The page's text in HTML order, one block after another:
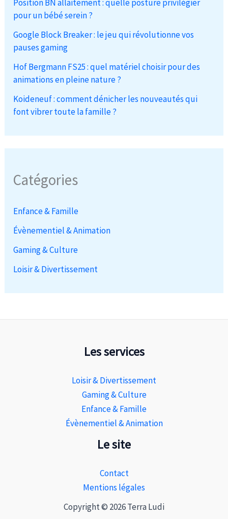
Position BN allaitement : quelle posture privilégier
pour un bébé serein ?
Google Block Breaker : le jeu qui révolutionne vos
pauses gaming
Hof Bergmann FS25 : quel matériel choisir pour des
animations en pleine nature ?
Koideneuf : comment dénicher les nouveautés qui
font vibrer toute la famille ?
Catégories
Enfance & Famille
Évènementiel & Animation
Gaming & Culture
Loisir & Divertissement
Les services
Loisir & Divertissement
Gaming & Culture
Enfance & Famille
Évènementiel & Animation
Le site
Contact
Mentions légales
Copyright © 2026 Terra Ludi